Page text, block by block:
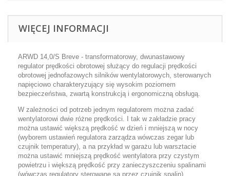
WIĘCEJ INFORMACJI
ARWD 14,0/S Breve - transformatorowy, dwunastawowy
regulator prędkości obrotowej służący do regulacji prędkości
obrotowej jednofazowych silników wentylatorowych, sterowanych
napięciowo charakteryzujący się wysokim poziomem
bezpieczeństwa, zwartą konstrukcją i ergonomiczną obsługą.
W zależności od potrzeb jednym regulatorem można zadać
wentylatorowi dwie różne prędkości. I tak w zakładzie pracy
można ustawić większą prędkość w dzień i mniejszą w nocy
(wyborem ustawień regulatora zarządza wówczas zegar lub
czujnik temperatury), a na przykład w garażu lub warsztacie
można ustawić mniejszą prędkość wentylatora przy czystym
powietrzu i większą prędkość przy zanieczyszczeniu spalinami
(wówczas regulatory sterowane są przez czujnik spalin).